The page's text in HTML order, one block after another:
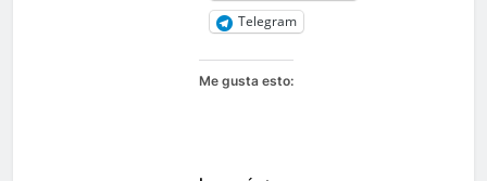
Telegram
Me gusta esto: